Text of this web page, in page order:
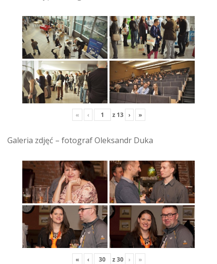
« ‹ z 13 › »
Galeria zdjęć – fotograf Oleksandr Duka
« ‹ z30 › »